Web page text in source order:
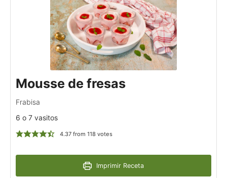
Mousse de fresas
Frabisa
6 o 7 vasitos
4.37from 118 votes
Imprimir Receta